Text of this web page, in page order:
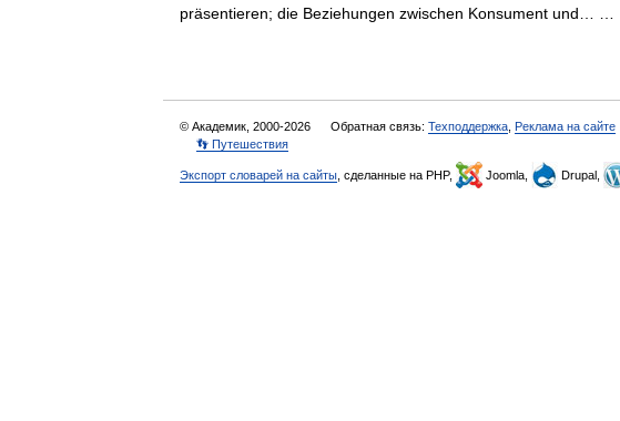
präsentieren; die Beziehungen zwischen Konsument und… …
© Академик, 2000-2026 Обратная связь: Техподдержка Реклама на сайте
👣 Путешествия
Экспорт словарей на сайты , сделанные на PHP, Joomla, Drupal,